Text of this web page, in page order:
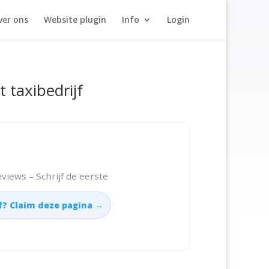
ons Website plugin Info Login
taxibedrijf
– Schrijf de eerste
Claim deze pagina →